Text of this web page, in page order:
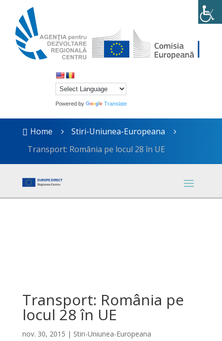
Powered by Translate
 Home 5 Stiri-Uniunea-Europeana 5
Transport: România pe locul 28 în UE
Transport: România pe
locul 28 în UE
nov. 30, 2015 | Stiri-Uniunea-Europeana